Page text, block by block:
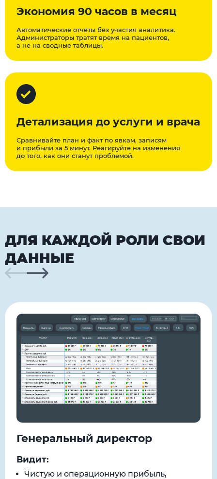
Экономия 90 часов в месяц
Автоматические отчёты без участия аналитика.
Администраторы тратят время на пациентов,
а не на сводные таблицы.
Детализация до услуги и врача
Сравнивайте план и факт по явкам, записям
и прибыли за 5 минут. Реагируйте на изменения
до того, как они станут проблемой.
ДЛЯ КАЖДОЙ РОЛИ СВОИ
ДАННЫЕ
Генеральный директор
Видит:
Чистую и операционную прибыль,